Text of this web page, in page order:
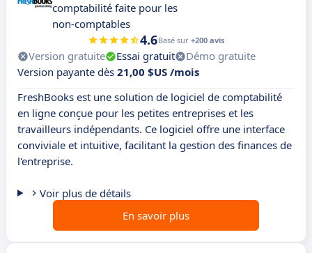
comptabilité faite pour les
non-comptables
4.6Basé sur +200 avis
Version gratuite Essai gratuit
Démo gratuite
Version payante dès 21,00 $US /mois
FreshBooks est une solution de logiciel de comptabilité
en ligne conçue pour les petites entreprises et les
travailleurs indépendants. Ce logiciel offre une interface
conviviale et intuitive, facilitant la gestion des finances de
l'entreprise.
Voir plus de détails
En savoir plus